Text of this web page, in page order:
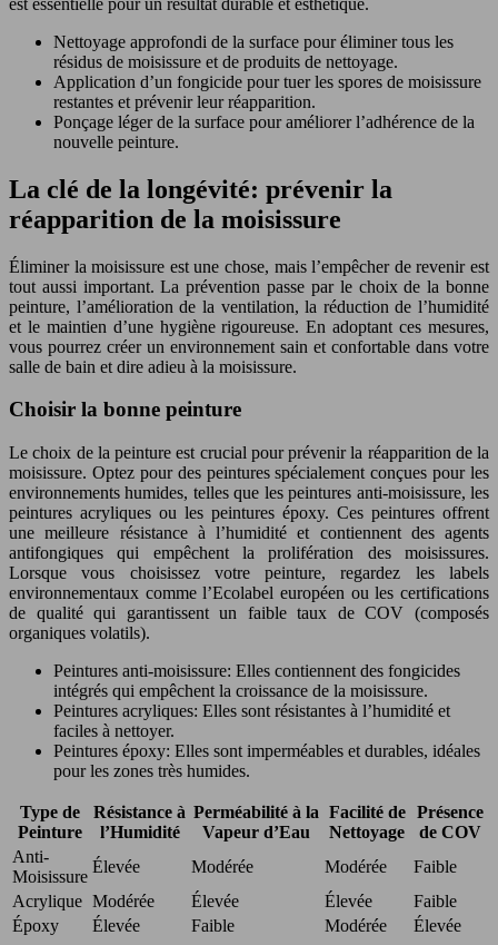
Nettoyage approfondi de la surface pour éliminer tous les
résidus de moisissure et de produits de nettoyage.
Application d’un fongicide pour tuer les spores de moisissure
restantes et prévenir leur réapparition.
Ponçage léger de la surface pour améliorer l’adhérence de la
nouvelle peinture.
La clé de la longévité: prévenir la
réapparition de la moisissure
Éliminer la moisissure est une chose, mais l’empêcher de revenir est
tout aussi important. La prévention passe par le choix de la bonne
peinture, l’amélioration de la ventilation, la réduction de l’humidité
et le maintien d’une hygiène rigoureuse. En adoptant ces mesures,
vous pourrez créer un environnement sain et confortable dans votre
salle de bain et dire adieu à la moisissure.
Choisir la bonne peinture
Le choix de la peinture est crucial pour prévenir la réapparition de la
moisissure. Optez pour des peintures spécialement conçues pour les
environnements humides, telles que les peintures anti-moisissure, les
peintures acryliques ou les peintures époxy. Ces peintures offrent
une meilleure résistance à l’humidité et contiennent des agents
antifongiques qui empêchent la prolifération des moisissures.
Lorsque vous choisissez votre peinture, regardez les labels
environnementaux comme l’Ecolabel européen ou les certifications
de qualité qui garantissent un faible taux de COV (composés
organiques volatils).
Peintures anti-moisissure: Elles contiennent des fongicides
intégrés qui empêchent la croissance de la moisissure.
Peintures acryliques: Elles sont résistantes à l’humidité et
faciles à nettoyer.
Peintures époxy: Elles sont imperméables et durables, idéales
pour les zones très humides.
Type de
Peinture
Résistance à
l’Humidité
Perméabilité à la
Vapeur d’Eau
Facilité de
Nettoyage
Présence
de COV
Anti-
Moisissure
Élevée Modérée Modérée
Faible
Acrylique Modérée Élevée Élevée
Faible
Époxy
Élevée Faible Modérée Élevée